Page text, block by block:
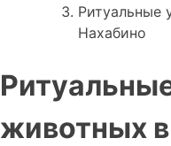
Ритуальные
Нахабино
животных